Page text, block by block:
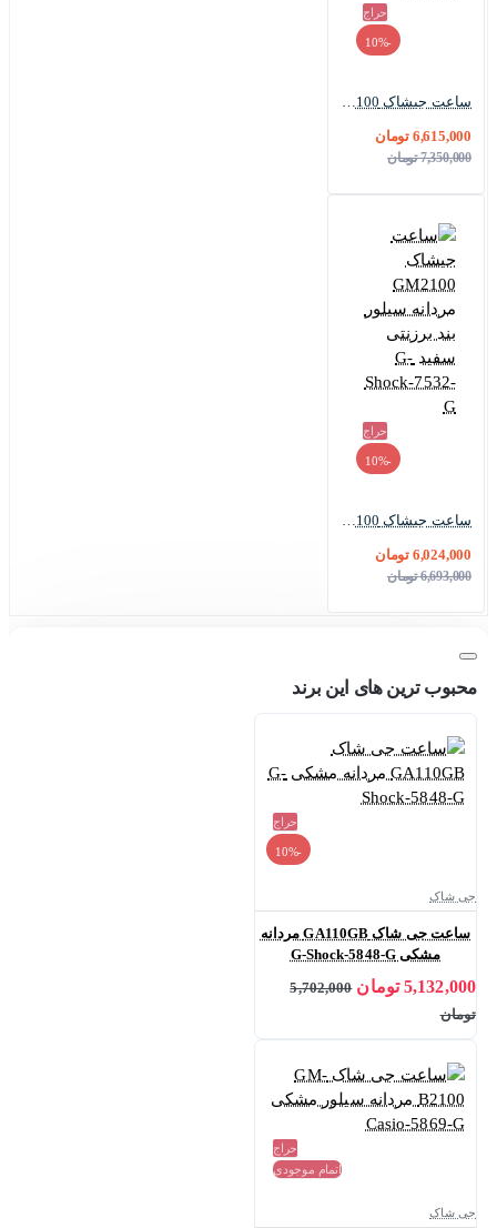
حراج
-10%
ساعت جیشاک GMA2100 مردانه سیلور مشکی چریکی G-Shock-6106-G
6,615,000 تومان
7,350,000 تومان
حراج
-10%
ساعت جیشاک GM2100 مردانه سیلور بند برزنتی سفید G-Shock-7532-G
6,024,000 تومان
6,693,000 تومان
محبوب ترین های این برند
حراج
-10%
جی شاک
ساعت جی شاک GA110GB مردانه
مشکی G-Shock-5848-G
5,132,000 تومان
5,702,000
تومان
حراج
اتمام موجودی
جی شاک